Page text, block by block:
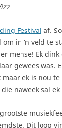
Festival af.
om in ‘n veld te
mense! Ek dink
gewees was.
maar ek is nou
naweek sal ek
Dit loop